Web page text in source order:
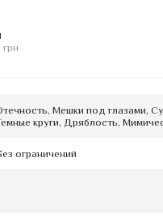
Мешки под глазами,
круги, Дряблость,
ограничений